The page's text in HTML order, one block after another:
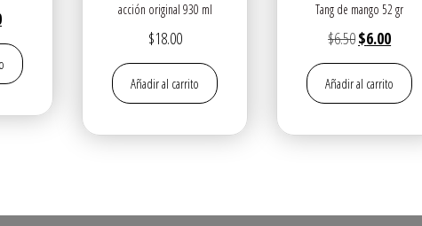
El
precio
actual
$2.50.
acción original 930 ml
$18.00
Añadir al carrito
Tang de mango 52 gr
$6.50El
precio
original
$6.50.
$6.00El
precio
actual
$6.00.
Añadir al carrito